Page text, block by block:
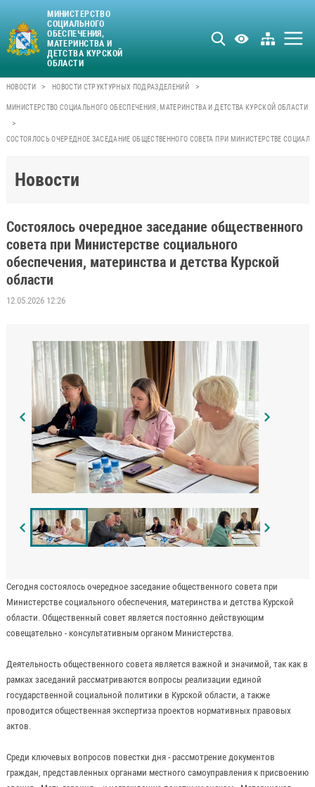
МИНИСТЕРСТВО
СОЦИАЛЬНОГО
ОБЕСПЕЧЕНИЯ,
МАТЕРИНСТВА И
ДЕТСТВА КУРСКОЙ
ОБЛАСТИ
НОВОСТИ > НОВОСТИ СТРУКТУРНЫХ ПОДРАЗДЕЛЕНИЙ >
МИНИСТЕРСТВО СОЦИАЛЬНОГО ОБЕСПЕЧЕНИЯ, МАТЕРИНСТВА И ДЕТСТВА КУРСКОЙ ОБЛАСТИ
>
СОСТОЯЛОСЬ ОЧЕРЕДНОЕ ЗАСЕДАНИЕ ОБЩЕСТВЕННОГО СОВЕТА ПРИ МИНИСТЕРСТВЕ
Новости
Состоялось очередное заседание общественного
совета при Министерстве социального
обеспечения, материнства и детства Курской
области
12.05.2026 12:26
Сегодня состоялось очередное заседание общественного совета при
Министерстве социального обеспечения, материнства и детства Курской
области. Общественный совет является постоянно действующим
совещательно - консультативным органом Министерства.
Деятельность общественного совета является важной и значимой, так как в
рамках заседаний рассматриваются вопросы реализации единой
государственной социальной политики в Курской области, а также
проводится общественная экспертиза проектов нормативных правовых
актов.
Среди ключевых вопросов повестки дня - рассмотрение документов
граждан, представленных органами местного самоуправления к присвоению